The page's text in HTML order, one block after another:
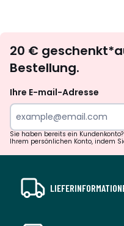
20 €
Bestellung.
Ihre E-mail-Adresse
Sie haben bereits ein
Ihrem persönlichen Konto, indem